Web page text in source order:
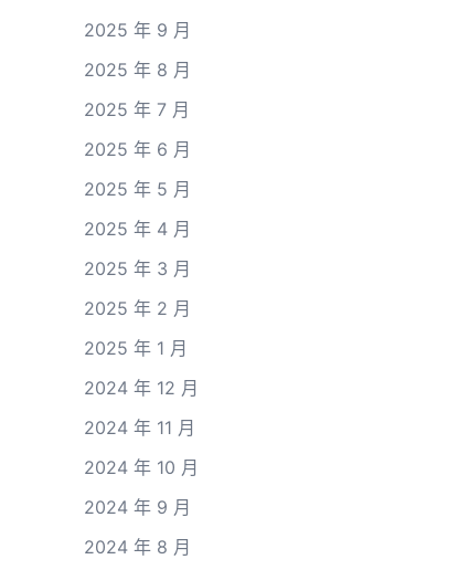
2025 年 9 月
2025 年 8 月
2025 年 7 月
2025 年 6 月
2025 年 5 月
2025 年 4 月
2025 年 3 月
2025 年 2 月
2025 年 1 月
2024 年 12 月
2024 年 11 月
2024 年 10 月
2024 年 9 月
2024 年 8 月